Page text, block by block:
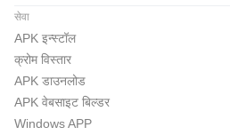
सेवा
APK इन्स्टॉल
क्रोम विस्तार
APK डाउनलोड
APK वेबसाइट बिल्डर
Windows APP